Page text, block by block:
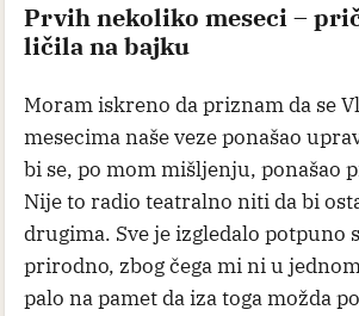
Prvih nekoliko meseci –
ličila na bajku
Moram iskreno da priznam da se
mesecima naše veze ponašao
bi se, po mom mišljenju, ponašao
Nije to radio teatralno niti da bi
drugima. Sve je izgledalo potpuno
prirodno, zbog čega mi ni u
palo na pamet da iza toga možda